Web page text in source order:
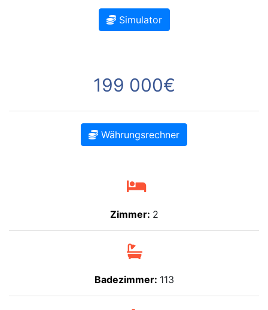
Simulator
199 000€
Währungsrechner
Zimmer: 2
Badezimmer: 113